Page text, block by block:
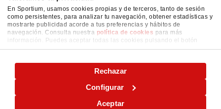
En Sportium, usamos cookies propias y de terceros, tanto de sesión
como persistentes, para analizar tu navegación, obtener estadísticas y
mostrarte publicidad acorde a tus preferencias y hábitos de
navegación. Consulta nuestra política de cookies para más
información. Puedes aceptar todas las cookies pulsando el botón
"ACEPTAR" o configurarlas o rechazar su uso pulsando el botón
Aceptar
Configurar
Rechazar
© 2026 Sportium. All Rights Reserved.